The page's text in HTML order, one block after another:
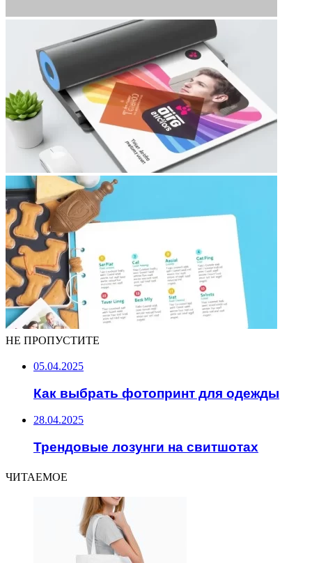
НЕ ПРОПУСТИТЕ
05.04.2025
Как выбрать фотопринт для одежды
28.04.2025
Трендовые лозунги на свитшотах
ЧИТАЕМОЕ